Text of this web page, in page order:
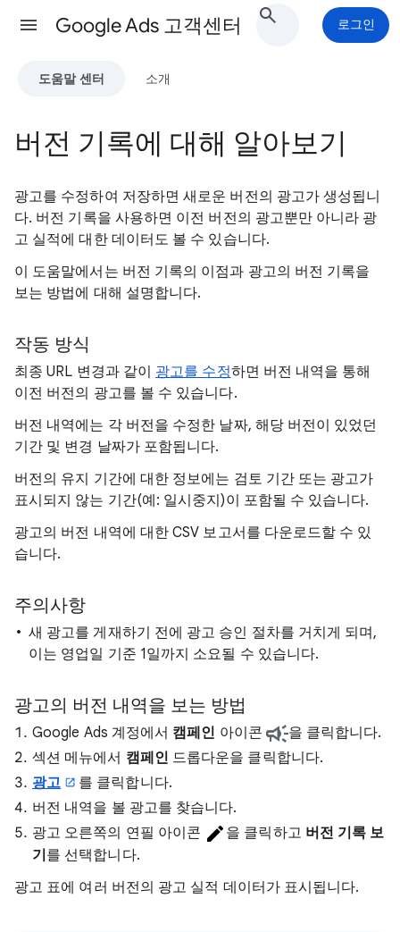
Google Ads 고객센터 로그인
도움말 센터 소개
버전 기록에 대해 알아보기
광고를 수정하여 저장하면 새로운 버전의 광고가 생성됩니
다. 버전 기록을 사용하면 이전 버전의 광고뿐만 아니라 광
고 실적에 대한 데이터도 볼 수 있습니다.
이 도움말에서는 버전 기록의 이점과 광고의 버전 기록을
보는 방법에 대해 설명합니다.
작동 방식
최종 URL 변경과 같이 광고를 수정하면 버전 내역을 통해
이전 버전의 광고를 볼 수 있습니다.
버전 내역에는 각 버전을 수정한 날짜, 해당 버전이 있었던
기간 및 변경 날짜가 포함됩니다.
버전의 유지 기간에 대한 정보에는 검토 기간 또는 광고가
표시되지 않는 기간(예: 일시중지)이 포함될 수 있습니다.
광고의 버전 내역에 대한 CSV 보고서를 다운로드할 수 있
습니다.
주의사항
새 광고를 게재하기 전에 광고 승인 절차를 거치게 되며,
이는 영업일 기준 1일까지 소요될 수 있습니다.
광고의 버전 내역을 보는 방법
Google Ads 계정에서 캠페인 아이콘
을 클릭합니다.
섹션 메뉴에서 캠페인 드롭다운을 클릭합니다.
광고
를 클릭합니다.
버전 내역을 볼 광고를 찾습니다.
광고 오른쪽의 연필 아이콘
을 클릭하고 버전 기록 보
기를 선택합니다.
광고 표에 여러 버전의 광고 실적 데이터가 표시됩니다.